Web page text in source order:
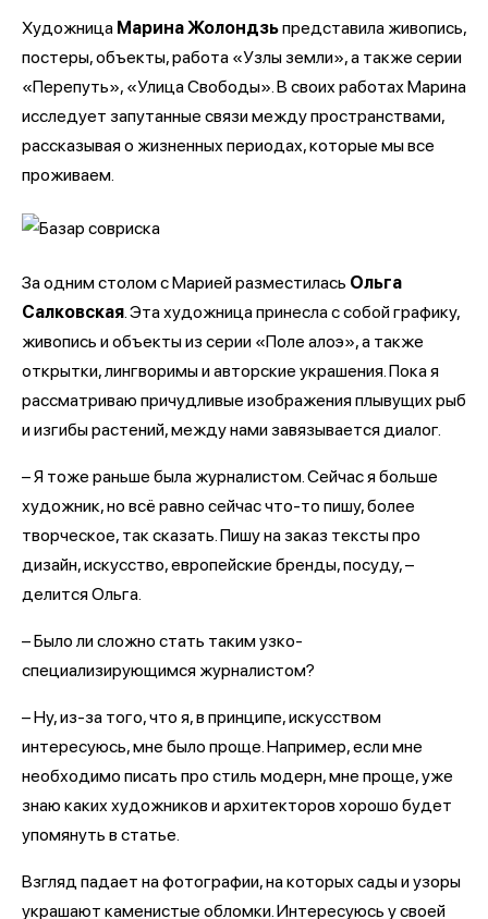
Художница Марина Жолондзьпредставила живопись,
постеры, объекты, работа «Узлы земли», а также серии
«Перепуть», «Улица Свободы». В своих работах Марина
исследует запутанные связи между пространствами,
рассказывая о жизненных периодах, которые мы все
проживаем.
За одним столом с Марией разместилась Ольга
Салковская . Эта художница принесла с собой графику,
живопись и объекты из серии «Поле алоэ», а также
открытки, лингворимы и авторские украшения. Пока я
рассматриваю причудливые изображения плывущих рыб
и изгибы растений, между нами завязывается диалог.
– Я тоже раньше была журналистом. Сейчас я больше
художник, но всё равно сейчас что-то пишу, более
творческое, так сказать. Пишу на заказ тексты про
дизайн, искусство, европейские бренды, посуду, –
делится Ольга.
– Было ли сложно стать таким узко-
специализирующимся журналистом?
– Ну, из-за того, что я, в принципе, искусством
интересуюсь, мне было проще. Например, если мне
необходимо писать про стиль модерн, мне проще, уже
знаю каких художников и архитекторов хорошо будет
упомянуть в статье.
Взгляд падает на фотографии, на которых сады и узоры
украшают каменистые обломки. Интересуюсь у своей